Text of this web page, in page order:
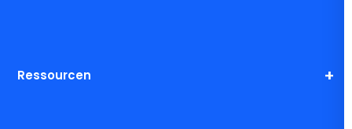
Ressourcen